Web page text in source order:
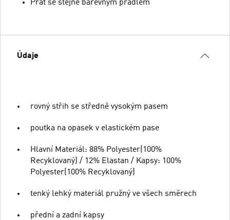
Prát se stejně barevným prádlem
Údaje
rovný střih se středně vysokým pasem
poutka na opasek v elastickém pase
Hlavní Materiál: 88% Polyester(100%
Recyklovaný) / 12% Elastan / Kapsy: 100%
Polyester(100% Recyklovaný)
tenký lehký materiál pružný ve všech směrech
přední a zadní kapsy